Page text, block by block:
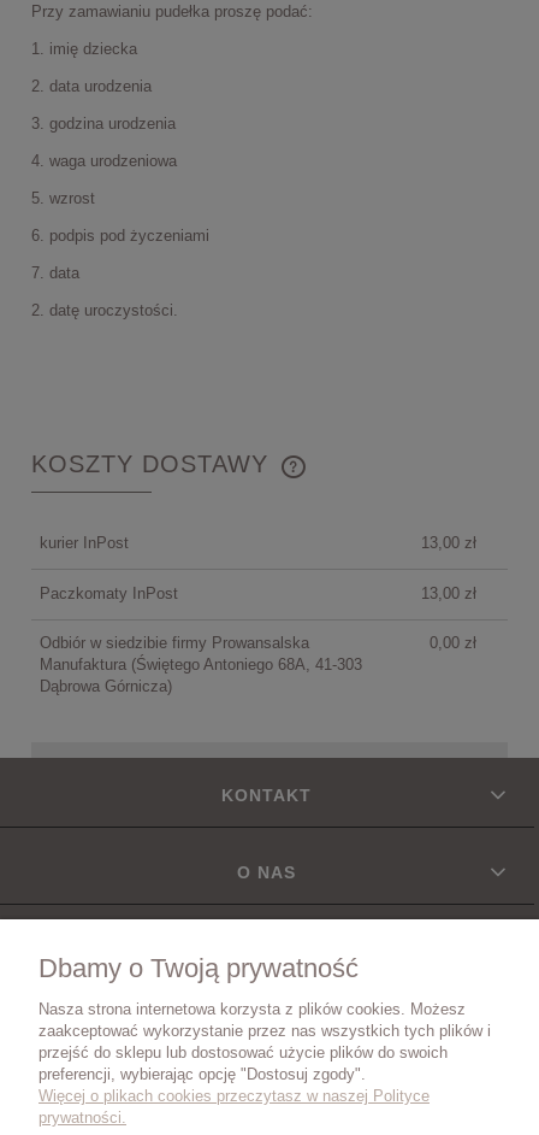
Przy zamawianiu pudełka proszę podać:
1. imię dziecka
2. data urodzenia
3. godzina urodzenia
4. waga urodzeniowa
5. wzrost
6. podpis pod życzeniami
7. data
2. datę uroczystości.
KOSZTY DOSTAWY
CENA NIE ZAWIERA EWENTUALNYCH KOSZTÓW
kurier InPost 13,00 zł
Paczkomaty InPost 13,00 zł
Odbiór w siedzibie firmy Prowansalska
Manufaktura(Świętego Antoniego 68A, 41-303
Dąbrowa Górnicza)
0,00 zł
KONTAKT
O NAS
DOSTAWA
ZWROTY I REKLAMACJE
Dbamy o Twoją prywatność
Nasza strona internetowa korzysta z plików cookies. Możesz
zaakceptować wykorzystanie przez nas wszystkich tych plików i
przejść do sklepu lub dostosować użycie plików do swoich
preferencji, wybierając opcję "Dostosuj zgody".
Więcej o plikach cookies przeczytasz w naszej Polityce
prywatności.